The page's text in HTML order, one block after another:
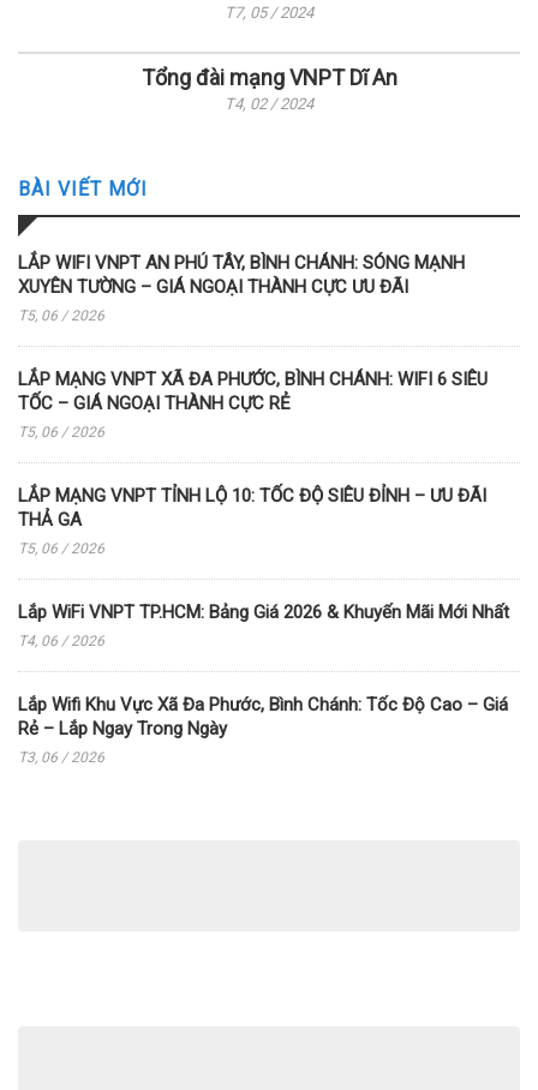
T7, 05 / 2024
Tổng đài mạng VNPT Dĩ An
T4, 02 / 2024
BÀI VIẾT MỚI
LẮP WIFI VNPT AN PHÚ TÂY, BÌNH CHÁNH: SÓNG MẠNH
XUYÊN TƯỜNG – GIÁ NGOẠI THÀNH CỰC ƯU ĐÃI
T5, 06 / 2026
LẮP MẠNG VNPT XÃ ĐA PHƯỚC, BÌNH CHÁNH: WIFI 6 SIÊU
TỐC – GIÁ NGOẠI THÀNH CỰC RẺ
T5, 06 / 2026
LẮP MẠNG VNPT TỈNH LỘ 10: TỐC ĐỘ SIÊU ĐỈNH – ƯU ĐÃI
THẢ GA
T5, 06 / 2026
Lắp WiFi VNPT TP.HCM: Bảng Giá 2026 & Khuyến Mãi Mới Nhất
T4, 06 / 2026
Lắp Wifi Khu Vực Xã Đa Phước, Bình Chánh: Tốc Độ Cao – Giá
Rẻ – Lắp Ngay Trong Ngày
T3, 06 / 2026